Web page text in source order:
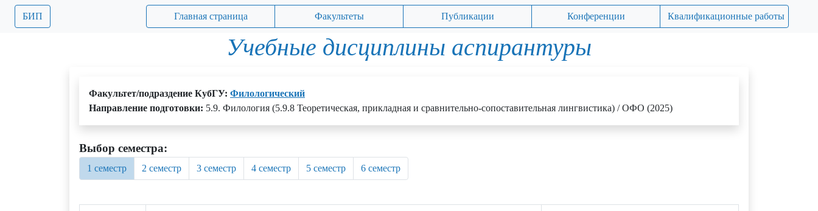
БИП Главная страница Факультеты Публикации Конференции Квалификационные работы
Учебные дисциплины аспирантуры
Факультет/подраздение КубГУ: Филологический
Направление подготовки: 5.9. Филология (5.9.8 Теоретическая, прикладная и сравнительно-сопоставительная лингвистика) / ОФО (2025)
Выбор семестра:
1 семестр 2 семестр 3 семестр 4 семестр 5 семестр 6 семестр